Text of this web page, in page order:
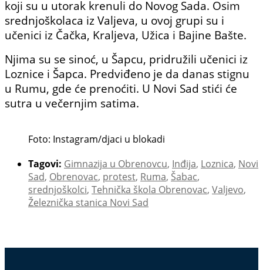
koji su u utorak krenuli do Novog Sada. Osim
srednjoškolaca iz Valjeva, u ovoj grupi su i
učenici iz Čačka, Kraljeva, Užica i Bajine Bašte.
Njima su se sinoć, u Šapcu, pridružili učenici iz
Loznice i Šapca. Predviđeno je da danas stignu
u Rumu, gde će prenoćiti. U Novi Sad stići će
sutra u večernjim satima.
Foto: Instagram/djaci u blokadi
Tagovi: Gimnazija u Obrenovcu, Inđija, Loznica, Novi
Sad, Obrenovac, protest, Ruma, Šabac,
srednjoškolci, Tehnička škola Obrenovac, Valjevo,
Železnička stanica Novi Sad